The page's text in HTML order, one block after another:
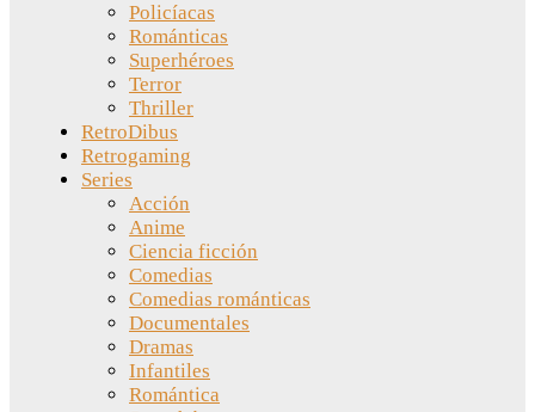
Policíacas
Románticas
Superhéroes
Terror
Thriller
RetroDibus
Retrogaming
Series
Acción
Anime
Ciencia ficción
Comedias
Comedias románticas
Documentales
Dramas
Infantiles
Romántica